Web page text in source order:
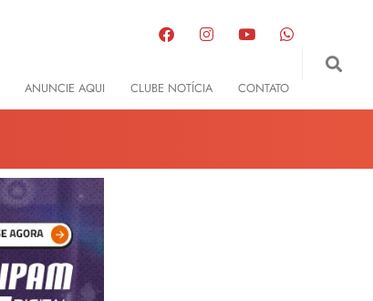
ANUNCIE AQUI CLUBE NOTÍCIA CONTATO